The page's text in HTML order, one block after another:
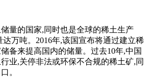
量的国家,同时也是全球的稀土生产
达万吨。2016年,该国宣布将通过建立稀
备来提高国内的储量。过去10年,中国
业,关停非法或环保不合规的稀土矿,同
。